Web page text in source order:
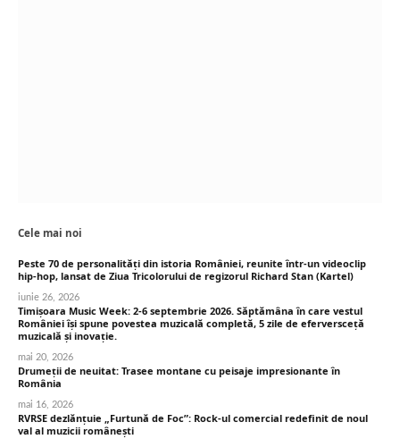
Cele mai noi
Peste 70 de personalități din istoria României, reunite într-un videoclip
hip-hop, lansat de Ziua Tricolorului de regizorul Richard Stan (Kartel)
iunie 26, 2026
Timișoara Music Week: 2-6 septembrie 2026. Săptămâna în care vestul
României își spune povestea muzicală completă, 5 zile de eferversceță
muzicală și inovație.
mai 20, 2026
Drumeții de neuitat: Trasee montane cu peisaje impresionante în
România
mai 16, 2026
RVRSE dezlănțuie „Furtună de Foc”: Rock-ul comercial redefinit de noul
val al muzicii românești